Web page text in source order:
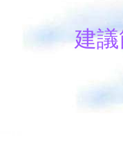
建